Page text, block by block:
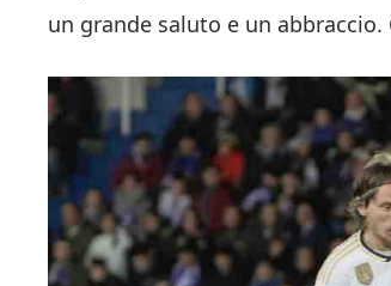
un grande saluto e un abbraccio.